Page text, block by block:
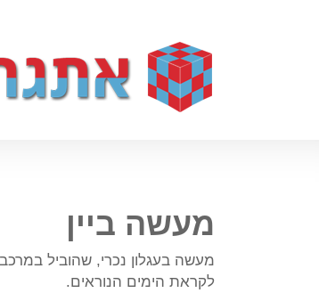
מעשה ביין
מעשה בעגלון נכרי, שהוביל
לקראת הימים הנוראים.